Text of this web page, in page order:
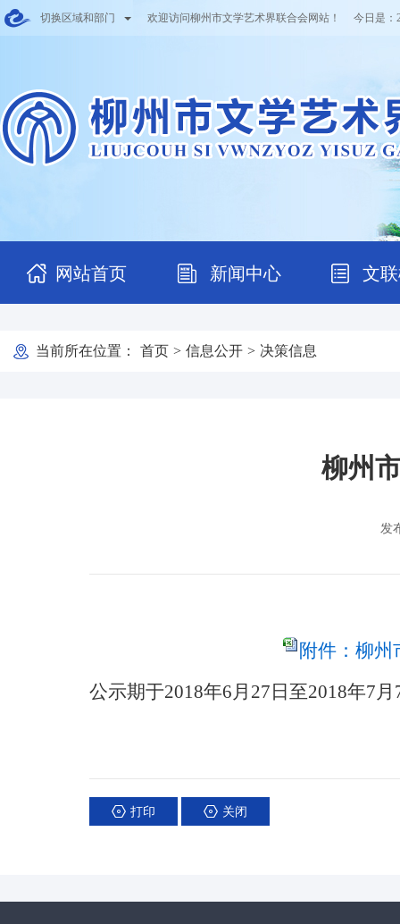
切换区域和部门 欢迎访问柳州市文学艺术界联合会网站！ 今日是：
网站首页 新闻中心 文
当前所在位置： 首页 > 信息公开 > 决策信息
柳州
发
附件：柳州
公示期于2018年6月27日至2018年7
打印 关闭